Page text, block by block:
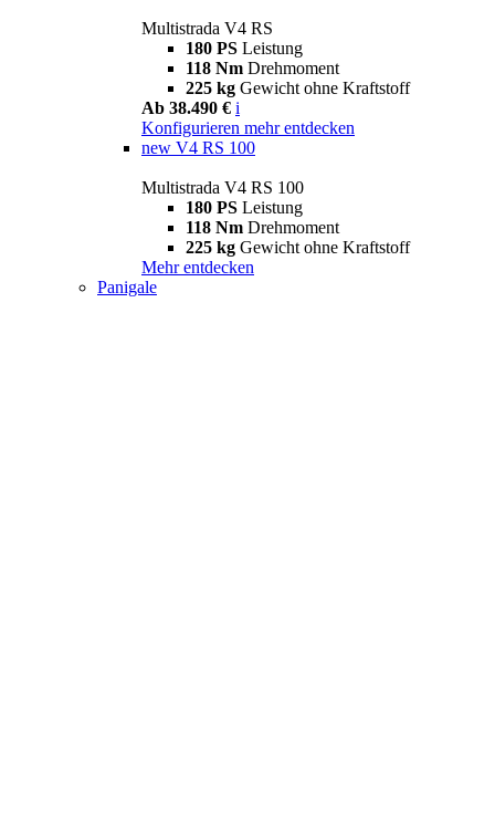
Multistrada V4 RS
180 PS Leistung
118 Nm Drehmoment
225 kg Gewicht ohne Kraftstoff
Ab 38.490 € i
Konfigurieren mehr entdecken
new V4 RS 100
Multistrada V4 RS 100
180 PS Leistung
118 Nm Drehmoment
225 kg Gewicht ohne Kraftstoff
Mehr entdecken
Panigale